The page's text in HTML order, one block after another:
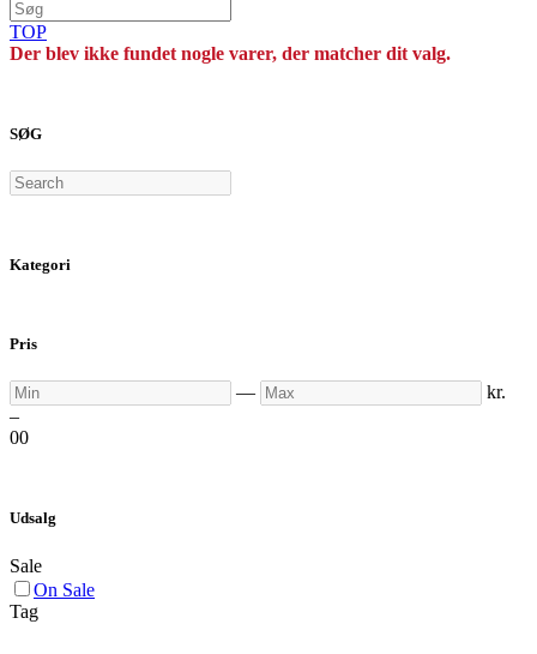
TOP
Der blev ikke fundet nogle varer, der matcher dit valg.
SØG
Search
Kategori
Pris
Min — Max
kr.
–
00
Udsalg
Sale
On Sale
Tag